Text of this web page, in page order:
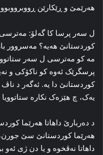
هه‌رێمێ و ڕێکارێن
ل سه‌ر پرسا كا گەلۆ: مه‌ترسی
کوردستانێ هه‌یه‌؟ مه‌سروور
مه‌ کو مه‌ترسی ل سه‌ر
پرسگرێک ئه‌وه‌ کو ناکۆکی و
کوردستانێ دا‌ یه‌. ئه‌گه‌ر د
یه‌ک، چ هێزه‌ک نکاره‌
د ده‌ربارێ داهاتا هه‌رێما
هه‌رێما کوردستانێ سێ جورن،
داهاتا نه‌ڤخوه‌ و یا دن ژی